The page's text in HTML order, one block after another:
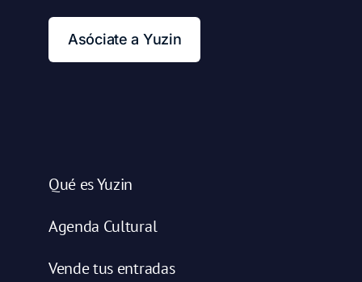
Asóciate a Yuzin
Qué es Yuzin
Agenda Cultural
Vende tus entradas